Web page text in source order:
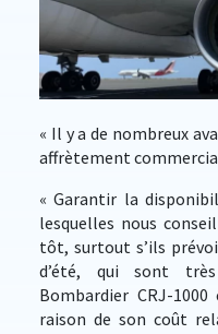
« Il y a de nombreux
affrètement
« Garantir la
lesquelles nous
tôt, surtout s’ils
d’été, qui sont
Bombardier CRJ-
raison de son coût